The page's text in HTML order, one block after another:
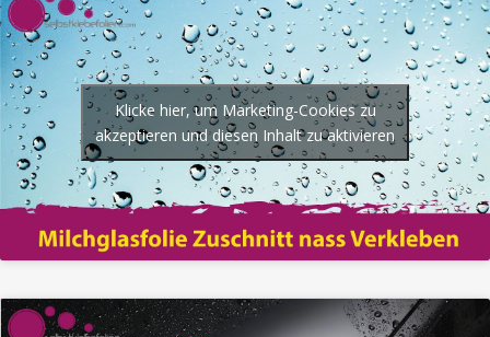
Klicke hier, um Marketing-Cookies zu
akzeptieren und diesen Inhalt zu aktivieren